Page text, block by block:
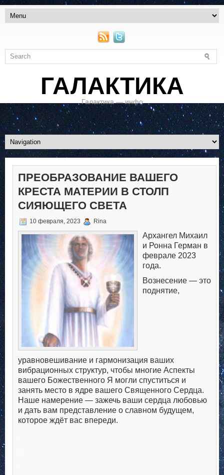
ГАЛАКТИКА
Галактика — инфо
ПРЕОБРАЗОВАНИЕ ВАШЕГО
КРЕСТА МАТЕРИИ В СТОЛП
СИЯЮЩЕГО СВЕТА
10 февраля, 2023 Rina
Архангел Михаил
и Ронна Герман в
феврале 2023
года.
Вознесение — это
поднятие,
уравновешивание и гармонизация ваших
вибрационных структур, чтобы многие Аспекты
вашего Божественного Я могли спуститься и
занять место в ядре вашего Священного Сердца.
Наше намерение — зажечь ваши сердца любовью
и дать вам представление о славном будущем,
которое ждёт вас впереди.